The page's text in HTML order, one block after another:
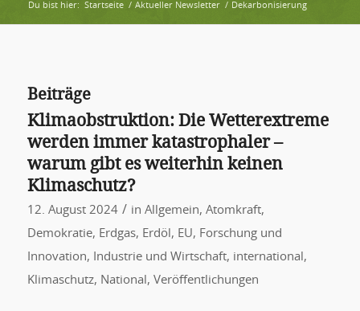
Du bist hier: Startseite / Aktueller Newsletter / Dekarbonisierung
Beiträge
Klimaobstruktion: Die Wetterextreme
werden immer katastrophaler –
warum gibt es weiterhin keinen
Klimaschutz?
12. August 2024 / in Allgemein, Atomkraft,
Demokratie, Erdgas, Erdöl , EU, Forschung und
Innovation, Industrie und Wirtschaft, international ,
Klimaschutz, National , Veröffentlichungen